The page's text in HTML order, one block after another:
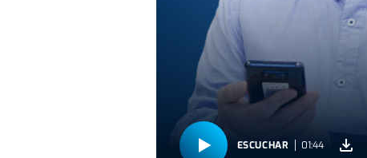
ESCUCHAR 01:44